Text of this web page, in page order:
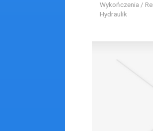
Wykończenia /
Hydraulik